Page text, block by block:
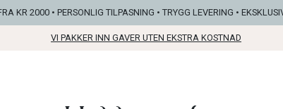
KR 2000 • PERSONLIG TILPASNING • TRYGG LEVERING •
VI PAKKER INN GAVER UTEN EKSTRA KOSTNAD